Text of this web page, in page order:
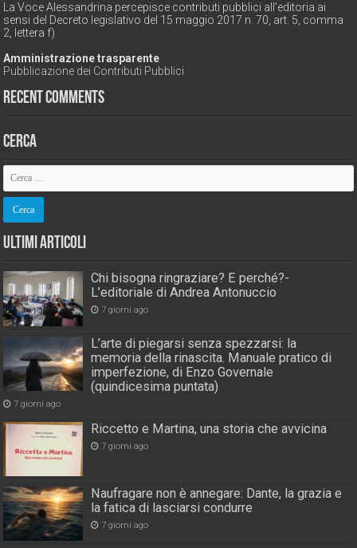
La Voce Alessandrina percepisce contributi pubblici all'editoria ai
sensi del Decreto legislativo del 15 maggio 2017 n. 70, art. 5, comma
2, lettera f)
Amministrazione trasparente
Pubblicazione dei Contributi Pubblici
Recent Comments
Cerca
Ultimi Articoli
Chi bisogna ringraziare? E perché?-
L’editoriale di Andrea Antonuccio
7 giorni ago
L’arte di piegarsi senza spezzarsi: la
memoria della rinascita. Manuale pratico di
imperfezione, di Enzo Governale
(quindicesima puntata)
7 giorni ago
Riccetto e Martina, una storia che avvicina
7 giorni ago
Naufragare non è annegare: Dante, la grazia e
la fatica di lasciarsi condurre
7 giorni ago